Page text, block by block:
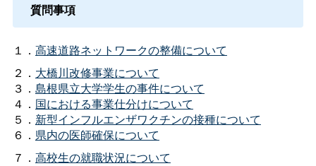
質問事項
１． 高速道路ネットワークの整備について
２． 大橋川改修事業について
３． 島根県立大学学生の事件について
４． 国における事業仕分けについて
５． 新型インフルエンザワクチンの接種について
６． 県内の医師確保について
７． 高校生の就職状況について